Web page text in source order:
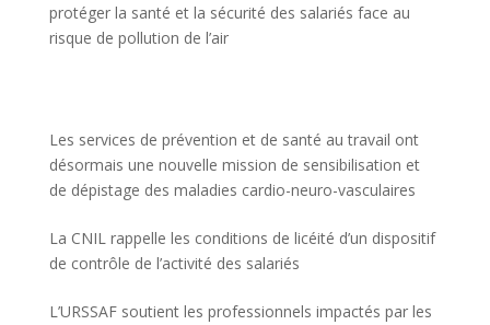
protéger la santé et la sécurité des salariés face au
risque de pollution de l’air
Les services de prévention et de santé au travail ont
désormais une nouvelle mission de sensibilisation et
de dépistage des maladies cardio-neuro-vasculaires
La CNIL rappelle les conditions de licéité d’un dispositif
de contrôle de l’activité des salariés
L’URSSAF soutient les professionnels impactés par les